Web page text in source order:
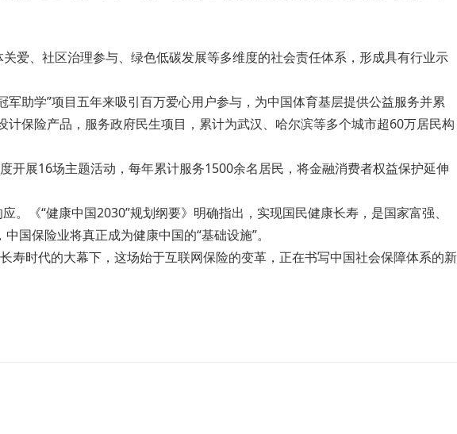
爱、社区治理参与、绿色低碳发展等多维度的社会责任体系，形成具有行业示
助学”项目五年来吸引百万爱心用户参与，为中国体育基层提供公益服务并累
保险产品，服务政府民生项目，累计为武汉、哈尔滨等多个城市超60万居民构
开展16场主题活动，每年累计服务1500余名居民，将金融消费者权益保护延伸
《“健康中国2030”规划纲要》明确指出，实现国民健康长寿，是国家富强、
国保险业将真正成为健康中国的“基础设施”。
时代的大幕下，这场始于互联网保险的变革，正在书写中国社会保障体系的新